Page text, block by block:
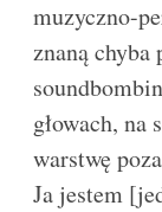
muzyczno-
znaną chyba
głowach,
warstwę
Ja jestem